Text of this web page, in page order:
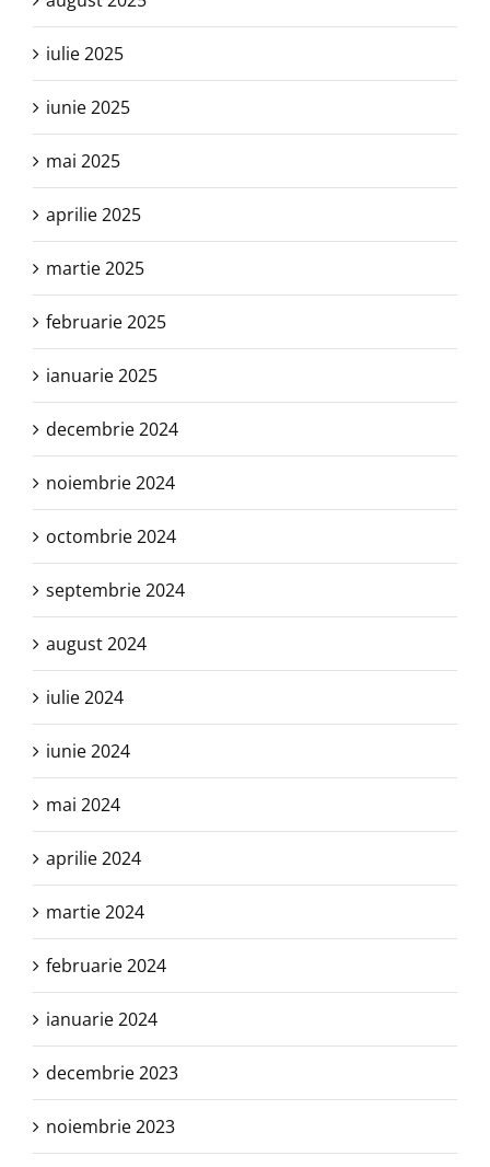
iulie 2025
iunie 2025
mai 2025
aprilie 2025
martie 2025
februarie 2025
ianuarie 2025
decembrie 2024
noiembrie 2024
octombrie 2024
septembrie 2024
august 2024
iulie 2024
iunie 2024
mai 2024
aprilie 2024
martie 2024
februarie 2024
ianuarie 2024
decembrie 2023
noiembrie 2023